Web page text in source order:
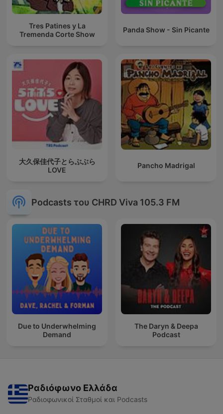
Tres Patines y La
Tremenda Corte Show
Panda Show - Sin Picante
大久保佳代子とらぶぶら
LOVE
Pancho Madrigal
Podcasts του CHRD Viva 105.3 FM
Due to Underwhelming
Demand
The Daryn & Deepa
Podcast
Ραδιόφωνο Ελλάδα
Ραδιοφωνικοί Σταθμοί και Podcasts